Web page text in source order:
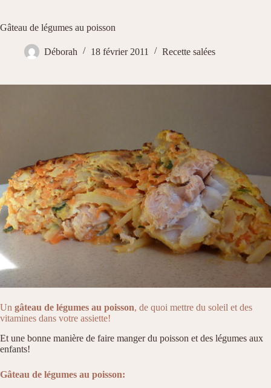
Gâteau de légumes au poisson
Déborah 18 février 2011 Recette salées
Un gâteau de légumes au poisson, de quoi mettre du soleil et des
vitamines dans votre assiette!
Et une bonne manière de faire manger du poisson et des légumes aux
enfants!
Gâteau de légumes au poisson: